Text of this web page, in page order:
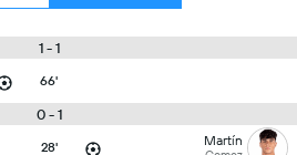
1 - 1
66'
0 - 1
28' Martín